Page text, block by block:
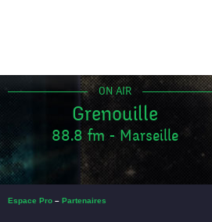
ON AIR
Grenouille
88.8 fm - Marseille
Espace Pro – Partenaires